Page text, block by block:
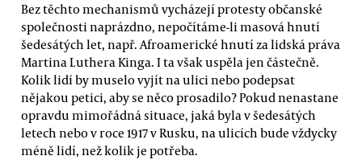
Bez těchto mechanismů vycházejí protesty občanské
společnosti naprázdno, nepočítáme-li masová hnutí
šedesátých let, např. Afroamerické hnutí za lidská práva
Martina Luthera Kinga. I ta však uspěla jen částečně.
Kolik lidí by muselo vyjít na ulici nebo podepsat
nějakou petici, aby se něco prosadilo? Pokud nenastane
opravdu mimořádná situace, jaká byla v šedesátých
letech nebo v roce 1917 v Rusku, na ulicích bude vždycky
méně lidí, než kolik je potřeba.